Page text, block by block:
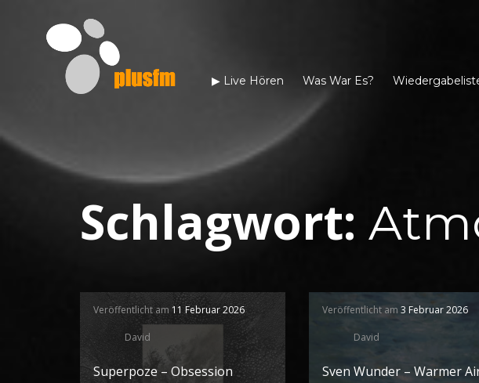
▶︎ Live Hören Was War Es?
Schlagwort:
Veröffentlicht am 11 Februar 2026
David
Superpoze – Obsession
Veröffentlicht am 3 Februar 2026
David
Sven Wunder – Warmer